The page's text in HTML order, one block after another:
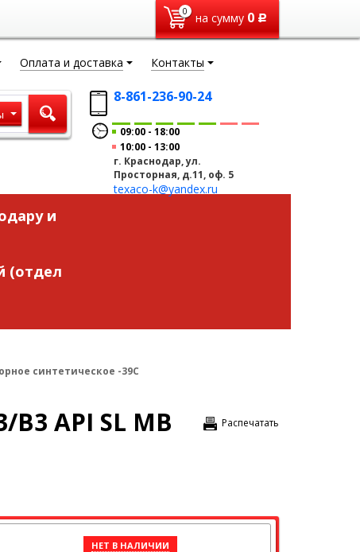
0 на сумму 0 Р
Оплата и доставка Контакты
8-861-236-90-24
09:00
18:00
10:00
13:00
г. Краснодар, ул.
Просторная, д.11, оф. 5
texaco-k@yandex.ru
и
(отдел
синтетическое -39C
Распечатать
B3 API SL MB
НЕТ В НАЛИЧИИ